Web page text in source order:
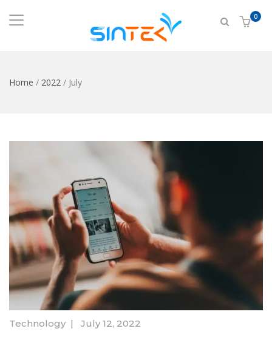
0
Home / 2022 / July
Technology | July 12, 2022